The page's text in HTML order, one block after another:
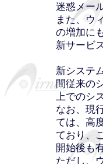
迷惑メー
また、ウ
の増加に
新サービ
新システ
間従来の
上でのシ
なお、現
ては、高
ており、
開始後も
ただし、